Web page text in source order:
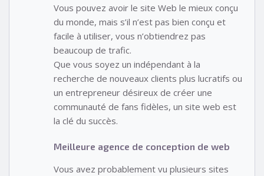
Vous pouvez avoir le site Web le mieux conçu
du monde, mais s’il n’est pas bien conçu et
facile à utiliser, vous n’obtiendrez pas
beaucoup de trafic.
Que vous soyez un indépendant à la
recherche de nouveaux clients plus lucratifs ou
un entrepreneur désireux de créer une
communauté de fans fidèles, un site web est
la clé du succès.
Meilleure agence de conception de web
Vous avez probablement vu plusieurs sites